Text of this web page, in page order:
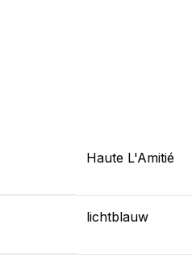
Haute L'Amitié
lichtblauw